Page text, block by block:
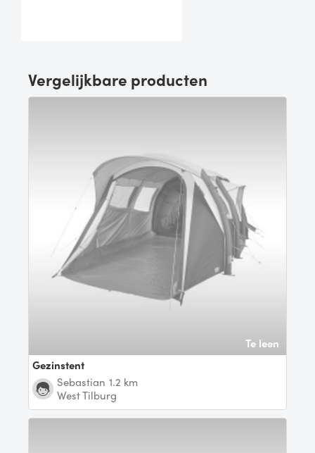
Vergelijkbare producten
Te leen
Gezinstent
Sebastian 1.2 km
West Tilburg